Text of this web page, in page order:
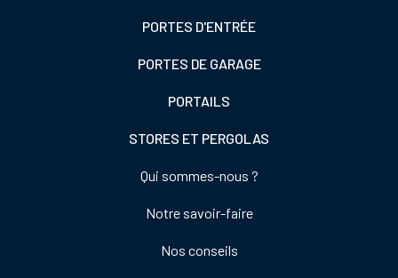
PORTES D'ENTRÉE
PORTES DE GARAGE
PORTAILS
STORES ET PERGOLAS
Qui sommes-nous ?
Notre savoir-faire
Nos conseils